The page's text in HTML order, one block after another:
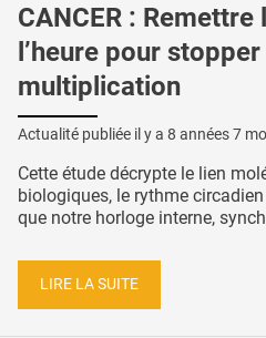
CANCER : Remettre
l’heure pour
multiplication
Actualité publiée il y a 8 années 7
Cette étude décrypte le lien
biologiques, le rythme
que notre horloge interne,
LIRE LA SUITE